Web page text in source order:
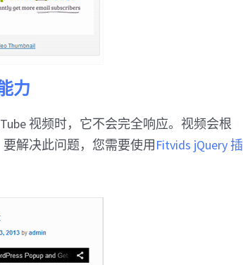
力
视频时，它不会完全响应。视频会根
解决此问题，您需要使用Fitvids jQuery 插